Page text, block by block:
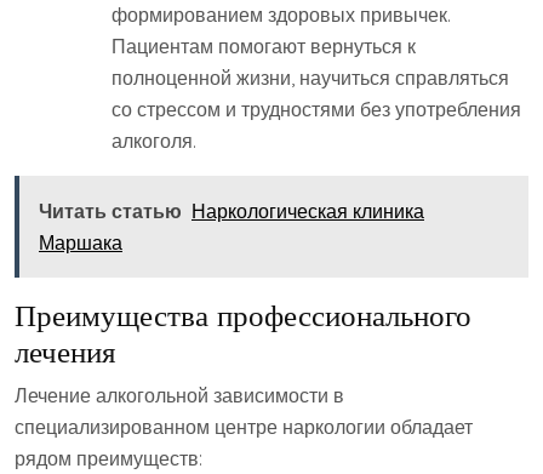
формированием здоровых привычек.
Пациентам помогают вернуться к
полноценной жизни, научиться справляться
со стрессом и трудностями без употребления
алкоголя.
Читать статью Наркологическая клиника
Маршака
Преимущества профессионального
лечения
Лечение алкогольной зависимости в
специализированном центре наркологии обладает
рядом преимуществ: